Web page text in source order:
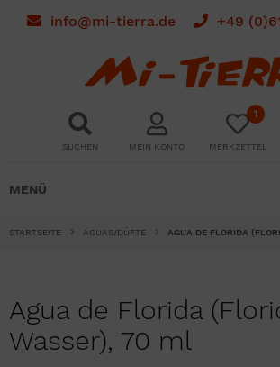
info@mi-tierra.de +49
SUCHEN MEIN KONTO
1
MERKZETTEL
MENÜ
STARTSEITE AGUAS/DÜFTE AGUA DE FLORIDA
Agua de Florida
Wasser), 70 ml